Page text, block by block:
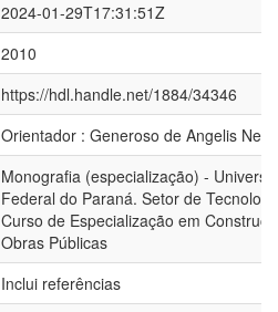
2024-01-29T17:31:51Z
2010
https://hdl.handle.net/1884/34346
Orientador : Generoso de Angelis Neto
Monografia (especialização) -
Federal do Paraná. Setor de
Curso de Especialização em
Obras Públicas
Inclui referências